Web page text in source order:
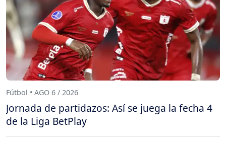
Fútbol • AGO 6 / 2026
Jornada de partidazos: Así se juega la fecha 4
de la Liga BetPlay